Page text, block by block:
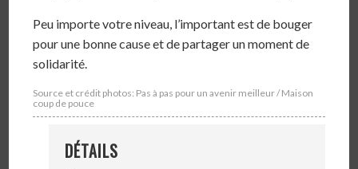
Peu importe votre niveau, l’important est de bouger
pour une bonne cause et de partager un moment de
solidarité.
Source et crédit photos: Pas à pas pour un avenir meilleur / Maison
coup de pouce
DÉTAILS